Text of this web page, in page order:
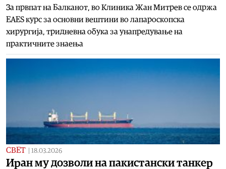
За првпат на Балканот, во Клиника Жан Митрев се одржа
EAES курс за основни вештини во лапароскопска
хирургија, тридневна обука за унапредување на
практичните знаења
СВЕТ 18.03.2026
Иран му дозволи на пакистански танкер